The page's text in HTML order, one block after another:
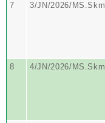
7
3/JN/2026/MS.Skm
8
4/JN/2026/MS.Skm